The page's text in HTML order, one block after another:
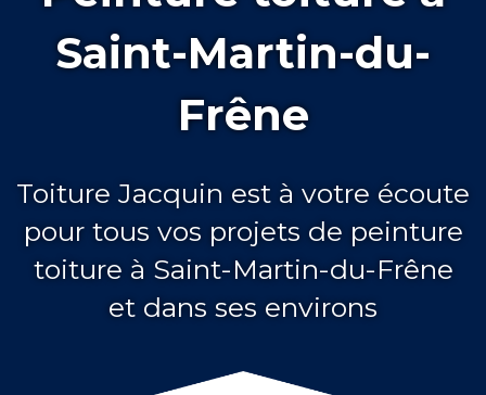
Saint-Martin-du-
Frêne
Toiture Jacquin est à votre écoute
pour tous vos projets de peinture
toiture à Saint-Martin-du-Frêne
et dans ses environs